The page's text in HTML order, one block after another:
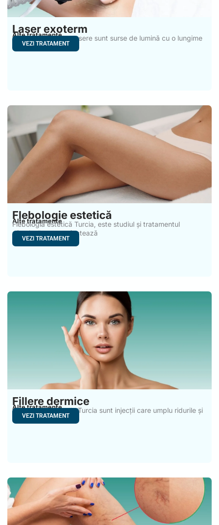
Laser exoterm
Alte tratamente
Laserele exoterme lasere sunt surse de lumină cu o lungime
VEZI TRATAMENT
Flebologie estetică
Alte tratamente
Flebologia estetică Turcia, este studiul și tratamentul
afecțiunilor care afectează
VEZI TRATAMENT
Fillere dermice
Alte tratamente
Fillerele dermice din Turcia sunt injecții care umplu ridurile și
VEZI TRATAMENT